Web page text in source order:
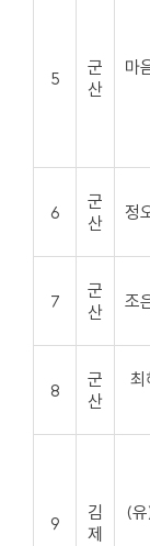
5
군
산
마
6
군
산
정
7
군
산
조
8
군
산
최
9
김
제
(